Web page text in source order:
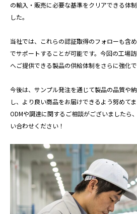
の輸入・販売に必要な基準をクリアできる体
した。
当社では、これらの認証取得のフォローも含
でサポートすることが可能です。今回の工場
へご提供できる製品の供給体制をさらに強化で
今後は、サンプル発注を通じて製品の品質や
し、より良い商品をお届けできるよう努めて
ODMや調達に関するご相談がございましたら
い合わせください！